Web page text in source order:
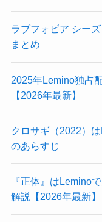
ラブフォビア シー
まとめ
2025年Lemino独占
【2026年最新】
クロサギ（2022）
のあらすじ
『正体』はLemino
解説【2026年最新】